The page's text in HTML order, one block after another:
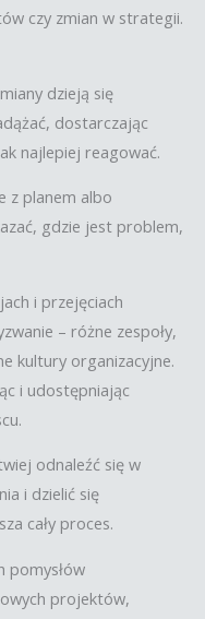
czy zmian w strategii.
dzieją się
dostarczając
najlepiej reagować.
z planem albo
gdzie jest problem,
i przejęciach
– różne zespoły,
kultury organizacyjne.
i udostępniając
odnaleźć się w
i dzielić się
cały proces.
pomysłów
projektów,